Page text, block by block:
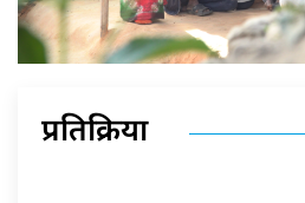
प्रतिक्रिया